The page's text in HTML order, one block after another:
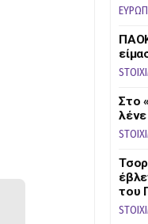
Στο
λένε
του